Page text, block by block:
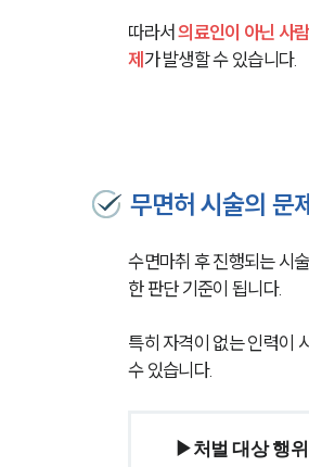
따라서 의료인이 아닌 사
제가 발생할 수 있습니다.
무면허 시술의 문
수면마취 후 진행되는 시
한 판단 기준이 됩니다.
특히 자격이 없는 인력이
수 있습니다.
▶처벌 대상 행위